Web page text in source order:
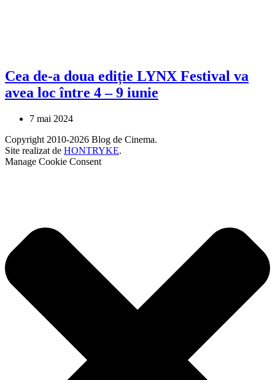
Cea de-a doua ediție LYNX Festival va
avea loc între 4 – 9 iunie
7 mai 2024
Copyright 2010-2026 Blog de Cinema.
Site realizat de HONTRYKE.
Manage Cookie Consent